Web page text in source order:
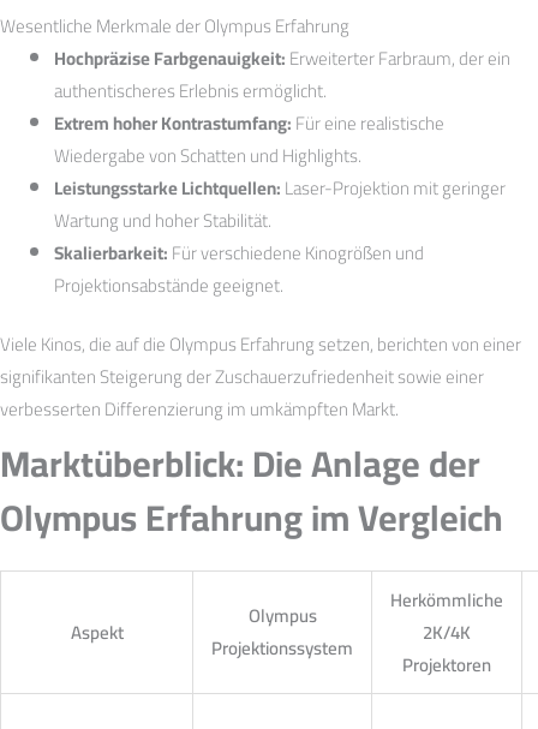
Wesentliche Merkmale der Olympus Erfahrung
Hochpräzise Farbgenauigkeit:Erweiterter Farbraum, der ein
authentischeres Erlebnis ermöglicht.
Extrem hoher Kontrastumfang:Für eine realistische
Wiedergabe von Schatten und Highlights.
Leistungsstarke Lichtquellen:Laser-Projektion mit geringer
Wartung und hoher Stabilität.
Skalierbarkeit:Für verschiedene Kinogrößen und
Projektionsabstände geeignet.
Viele Kinos, die auf die Olympus Erfahrung setzen, berichten von einer
signifikanten Steigerung der Zuschauerzufriedenheit sowie einer
verbesserten Differenzierung im umkämpften Markt.
Marktüberblick: Die Anlage der
Olympus Erfahrung im Vergleich
Aspekt
Olympus
Projektionssystem
Herkömmliche
2K/4K
Projektoren